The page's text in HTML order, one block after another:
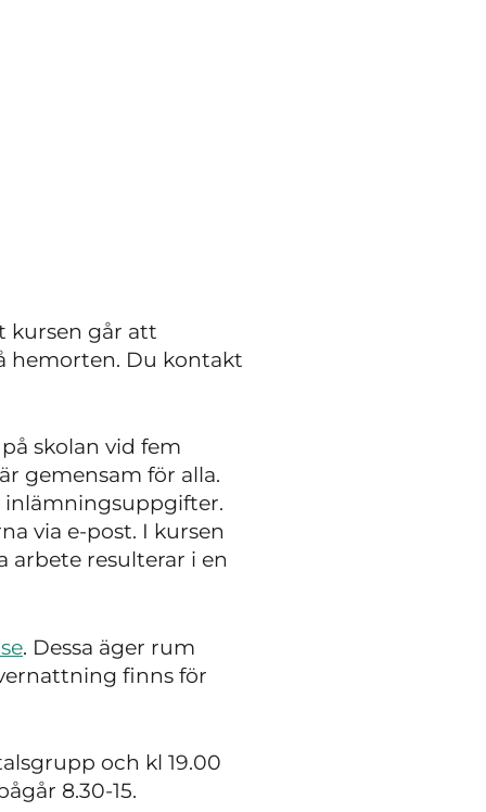
kursen går att
hemorten. Du kontakt
skolan vid fem
gemensam för alla.
inlämningsuppgifter.
via e-post. I kursen
resulterar i en
. Dessa äger rum
finns för
och kl 19.00
8.30-15.